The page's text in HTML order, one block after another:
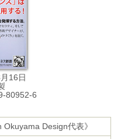
16日
80952-6
Okuyama Design代表》